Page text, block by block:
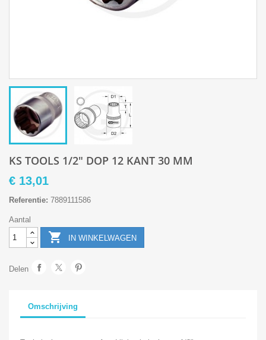
KS TOOLS 1/2" DOP 12 KANT 30 MM
€ 13,01
Referentie: 7889111586
Aantal
 IN WINKELWAGEN
Delen
Omschrijving